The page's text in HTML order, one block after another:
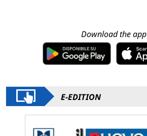
Download the app
E-EDITION